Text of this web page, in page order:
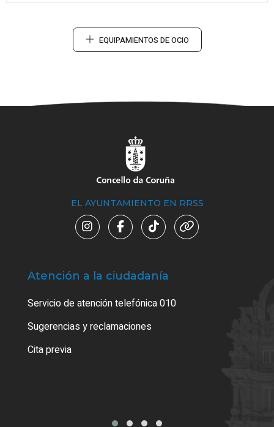
EQUIPAMIENTOS DE OCIO
EL AYUNTAMIENTO EN RRSS
Atención a la ciudadanía
Servicio de atención telefónica 010
Sugerencias y reclamaciones
Cita previa